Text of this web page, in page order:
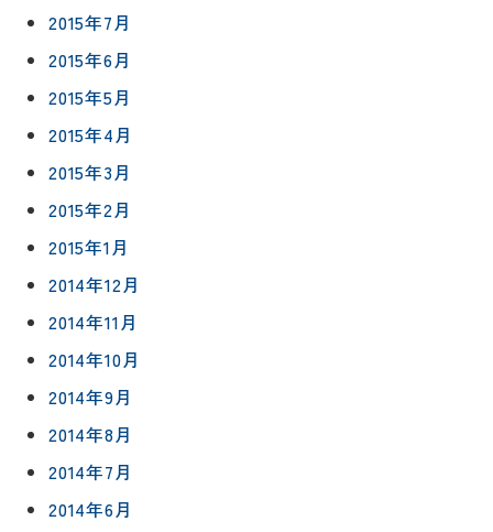
2015年7月
2015年6月
2015年5月
2015年4月
2015年3月
2015年2月
2015年1月
2014年12月
2014年11月
2014年10月
2014年9月
2014年8月
2014年7月
2014年6月